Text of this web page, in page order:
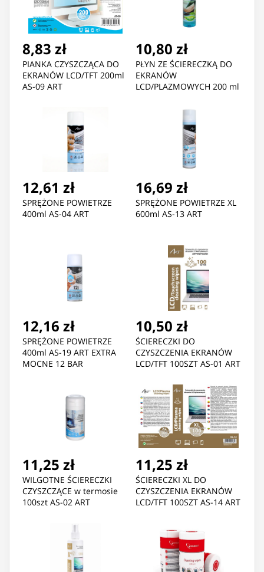
8,83 zł
PIANKA CZYSZCZĄCA DO
EKRANÓW LCD/TFT 200ml
AS-09 ART
10,80 zł
PŁYN ZE ŚCIERECZKĄ DO
EKRANÓW
LCD/PLAZMOWYCH 200 ml
12,61 zł
SPRĘŻONE POWIETRZE
400ml AS-04 ART
16,69 zł
SPRĘŻONE POWIETRZE XL
600ml AS-13 ART
12,16 zł
SPRĘŻONE POWIETRZE
400ml AS-19 ART EXTRA
MOCNE 12 BAR
10,50 zł
ŚCIERECZKI DO
CZYSZCZENIA EKRANÓW
LCD/TFT 100SZT AS-01 ART
11,25 zł
WILGOTNE ŚCIERECZKI
CZYSZCZĄCE w termosie
100szt AS-02 ART
11,25 zł
ŚCIERECZKI XL DO
CZYSZCZENIA EKRANÓW
LCD/TFT 100SZT AS-14 ART